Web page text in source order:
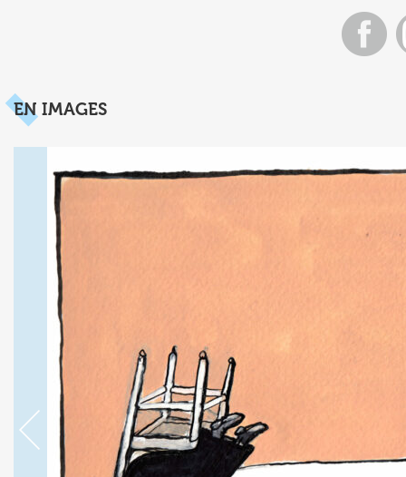
EN IMAGES